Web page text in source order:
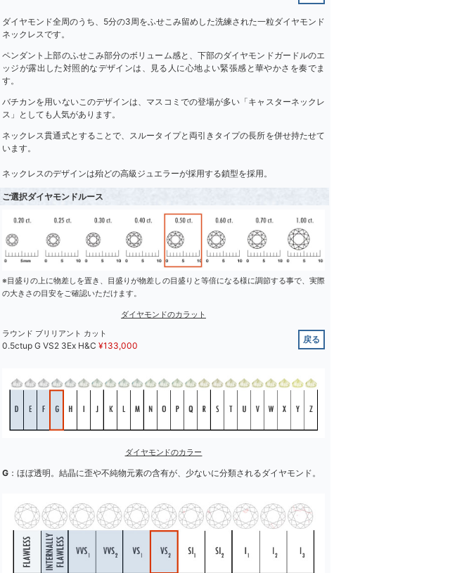
ダイヤモンド全周のうち、5分の3周をふせこみ留めした洗練された一粒ダイヤモンド
ネックレスです。
ペンダント上部のふせこみ部分のボリューム感と、下部のダイヤモンドガードルのエ
ッジが露出した対照的なデザインは、見る人に心地よい緊張感と華やかさを奏でま
す。
バチカンを用いないこのデザインは、マスコミでの登場が多い「キャスターネックレ
ス」としても人気があります。
ネックレス貫通式とすることで、スルータイプと両引きタイプの長所を併せ持たせて
います。
ネックレスのデザインは殆どの高級ジュエラーが採用する鎖型を採用。
ご選択ダイヤモンドルース
※目盛りの上に物差しを置き、目盛りが物差しの目盛りと等倍になる様に調節する事で、実際
の大きさの目安をご確認いただけます。
ダイヤモンドのカラット
ラウンド ブリリアント カット
0.5ctup G VS2 3Ex H&C ¥133,000
戻る
ダイヤモンドのカラー
G ：ほぼ透明。結晶に歪や不純物元素の含有が、少ないに分類されるダイヤモンド。